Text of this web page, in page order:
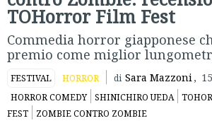
TOHorror Film Fest
Commedia horror giapponese
premio come miglior
FESTIVAL HORROR di Sara Mazzoni,
HORROR COMEDY SHINICHIRO UEDA
FEST
ZOMBIE CONTRO ZOMBIE